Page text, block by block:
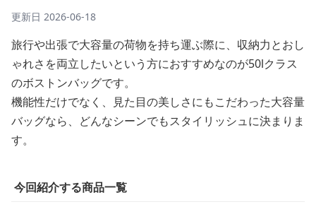
更新日 2026-06-18
旅行や出張で大容量の荷物を持ち運ぶ際に、収納力とおし
ゃれさを両立したいという方におすすめなのが50lクラス
のボストンバッグです。
機能性だけでなく、見た目の美しさにもこだわった大容量
バッグなら、どんなシーンでもスタイリッシュに決まりま
す。
今回紹介する商品一覧